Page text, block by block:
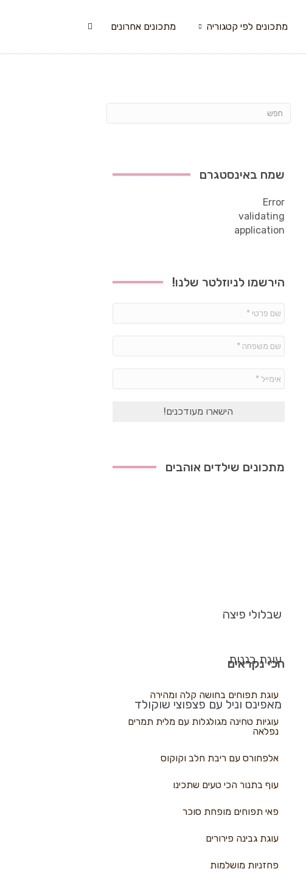
מתכונים לפי קטגוריה מתכונים אחרונים
שמח באינסטגרם
Error
validating
application
הירשמו לניוזלטר שלנו!
פרטי
משפחה
*
מתכונים שילדים אוהבים
שבלולי פיצה
עוגת בננות
מאפינס וניל עם פצפוצי שוקולד
הכי נקראים
עוגת תפוחים בחושה קלה ומהירה
עוגיות טחינה מגולגלות עם מלית תמרים
נפלאה
אלפחורס עם ריבת חלב וקוקוס
עוף בתנור הכי טעים שתכינו
פאי תפוחים מופחת סוכר
עוגת גבינה פירורים
פחזניות מושלמות